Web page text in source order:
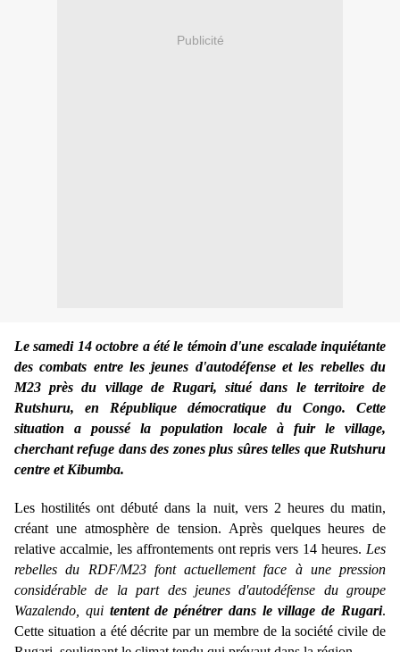
Publicité
Le samedi 14 octobre a été le témoin d'une escalade inquiétante
des combats entre les jeunes d'autodéfense et les rebelles du
M23 près du village de Rugari, situé dans le territoire de
Rutshuru, en République démocratique du Congo. Cette
situation a poussé la population locale à fuir le village,
cherchant refuge dans des zones plus sûres telles que Rutshuru
centre et Kibumba.
Les hostilités ont débuté dans la nuit, vers 2 heures du matin,
créant une atmosphère de tension. Après quelques heures de
relative accalmie, les affrontements ont repris vers 14 heures. Les
rebelles du RDF/M23 font actuellement face à une pression
considérable de la part des jeunes d'autodéfense du groupe
Wazalendo, qui tentent de pénétrer dans le village de Rugari.
Cette situation a été décrite par un membre de la société civile de